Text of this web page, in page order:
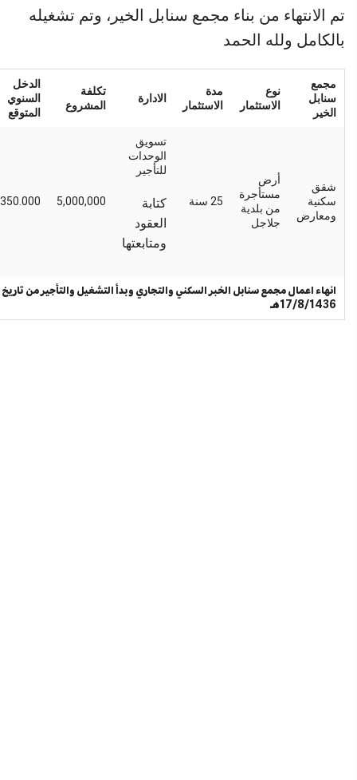
تم الانتهاء من بناء مجمع سنابل الخير، وتم تشغيله
بالكامل ولله الحمد
مجمع
سنابل
الخير
نوع
الاستثمار
مدة
الاستثمار
الادارة
تكلفة
المشروع
الدخل
السنوي
المتوقع
شقق
سكنية
ومعارض
أرض
مستأجرة
من بلدية
جلاجل
25 سنة
تسويق
الوحدات
للتأجير
كتابة
العقود
ومتابعتها
5,000,000
350.000
انهاء اعمال مجمع سنابل الخبر السكني والتجاري وبدأ التشغيل والتأجير من تاريخ
17/8/1436هـ